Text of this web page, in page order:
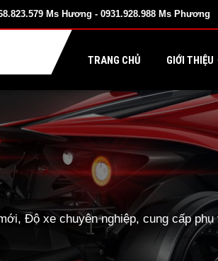
Ms Hương - 0931.928.988 Ms Phương
TRANG CHỦ GIỚI THIỆU
Độ xe chuyên nghiệp, cung cấp